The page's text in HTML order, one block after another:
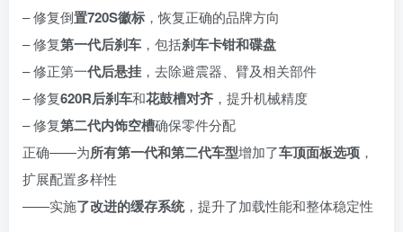
– 修复倒置720S徽标 ，恢复正确的品牌方向
– 修复第一代后刹车 ，包括刹车卡钳和碟盘
– 修正第一代后悬挂 ，去除避震器、臂及相关部件
– 修复620R后刹车和花鼓槽对齐 ，提升机械精度
– 修复第二代内饰空槽确保零件分配
正确——为所有第一代和第二代车型增加了车顶面板选项 ，
扩展配置多样性
——实施了改进的缓存系统，提升了加载性能和整体稳定性